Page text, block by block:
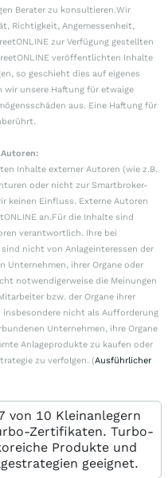
Berater zu konsultieren.Wir
Richtigkeit, Angemessenheit,
zur Verfügung gestellten
veröffentlichten Inhalte
so geschieht dies auf eigenes
wir unsere Haftung für etwaige
aus. Eine Haftung für
Inhalte externer Autoren (wie z.B.
oder nicht zur Smartbroker-
keinen Einfluss. Externe Autoren
an.Für die Inhalte sind
verantwortlich. Ihre bei
nicht von Anlageinteressen der
Unternehmen, ihrer Organe oder
notwendigerweise die Meinungen
bzw. der Organe ihrer
nicht als Aufforderung
Unternehmen, ihre Organe
Anlageprodukte zu kaufen oder
zu verfolgen. (Ausführlicher
von 10 Kleinanlegern
Zertifikaten. Turbo-
Produkte und
geeignet.